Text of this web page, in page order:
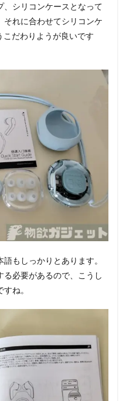
、シリコンケースとなって
それに合わせてシリコンケ
こだわりようが良いです
もしっかりとあります。
る必要があるので、こうし
ね。